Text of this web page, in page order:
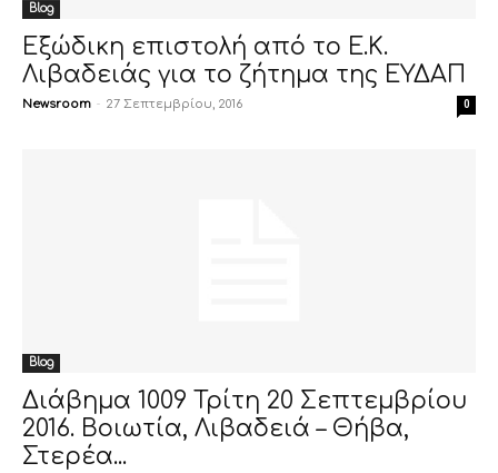
Blog
Εξώδικη επιστολή από το Ε.Κ.
Λιβαδειάς για το ζήτημα της ΕΥΔΑΠ
Newsroom - 27 Σεπτεμβρίου, 2016 0
Blog
Διάβημα 1009 Τρίτη 20 Σεπτεμβρίου
2016. Βοιωτία, Λιβαδειά – Θήβα,
Στερέα...